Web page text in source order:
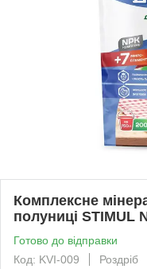
Комплексне
полуниці STIMUL
Готово до відправки
Код: KVI-009
Роздріб